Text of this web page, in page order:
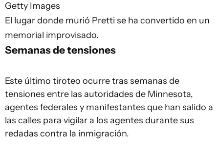
Getty Images
El lugar donde murió Pretti se ha convertido en un
memorial improvisado.
Semanas de tensiones
Este último tiroteo ocurre tras semanas de
tensiones entre las autoridades de Minnesota,
agentes federales y manifestantes que han salido a
las calles para vigilar a los agentes durante sus
redadas contra la inmigración.